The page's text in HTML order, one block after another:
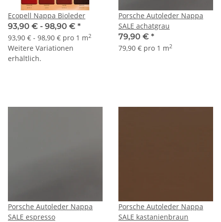
Ecopell Nappa Bioleder
93,90 € - 98,90 € *
93,90 € - 98,90 € pro 1 m2
Weitere Variationen
erhältlich.
Porsche Autoleder Nappa
SALE achatgrau
79,90 € *
79,90 € pro 1 m2
Porsche Autoleder Nappa
SALE espresso
Porsche Autoleder Nappa
SALE kastanienbraun